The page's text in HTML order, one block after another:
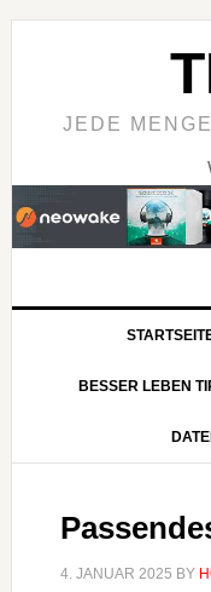
JEDE
BESSER LEBEN
4. JANUAR 2025 BY